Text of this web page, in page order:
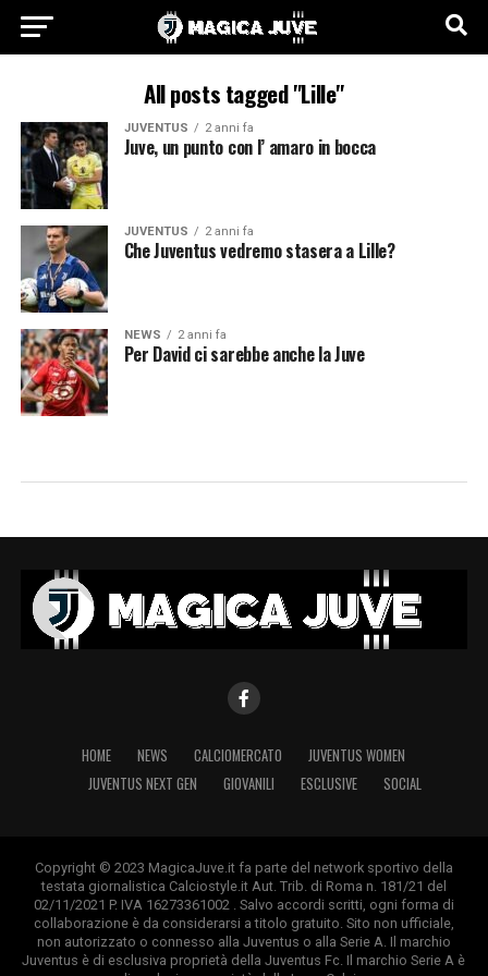
All posts tagged "Lille"
JUVENTUS 2 anni fa
Juve, un punto con l’ amaro in bocca
JUVENTUS 2 anni fa
Che Juventus vedremo stasera a Lille?
NEWS 2 anni fa
Per David ci sarebbe anche la Juve
HOME NEWS CALCIOMERCATO
JUVENTUS WOMEN
JUVENTUS NEXT GEN
GIOVANILI ESCLUSIVE SOCIAL
Copyright © 2023 MagicaJuve.it fa parte del network sportivo della
testata giornalistica Calciostyle.it Aut. Trib. di Roma n. 181/21 del
02/11/2021 P. IVA 16273361002 . Salvo accordi scritti, ogni forma di
collaborazione è da considerarsi a titolo gratuito. Sito non ufficiale,
non autorizzato o connesso alla Juventus o alla Serie A. Il marchio
Juventus è di esclusiva proprietà della Juventus Fc. Il marchio Serie A è